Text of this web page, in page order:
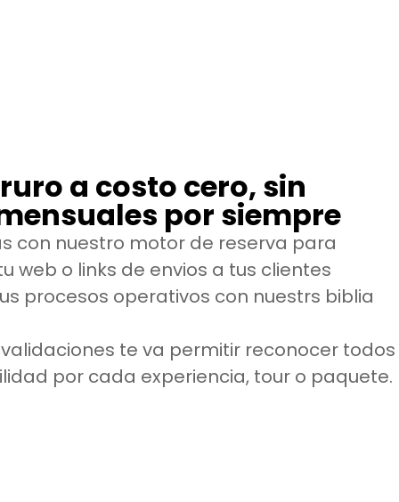
a costo cero, sin
por siempre
con nuestro motor de reserva para
web o links de envios a tus clientes
procesos operativos con nuestrs biblia
te va permitir reconocer todos
por cada experiencia, tour o paquete.